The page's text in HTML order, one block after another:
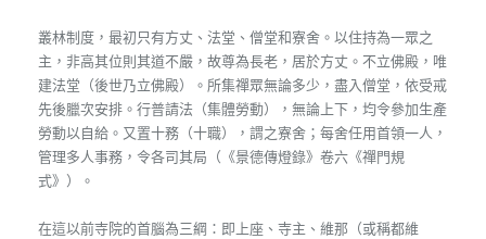
叢林制度，最初只有方丈、法堂、僧堂和寮舍。以住持為一眾之
主，非高其位則其道不嚴，故尊為長老，居於方丈。不立佛殿，唯
建法堂（後世乃立佛殿）。所集禪眾無論多少，盡入僧堂，依受戒
先後臘次安排。行普請法（集體勞動），無論上下，均令參加生產
勞動以自給。又置十務（十職），謂之寮舍；每舍任用首領一人，
管理多人事務，令各司其局（《景德傳燈錄》卷六《禪門規
式》）。
在這以前寺院的首腦為三綱：即上座、寺主、維那（或稱都維